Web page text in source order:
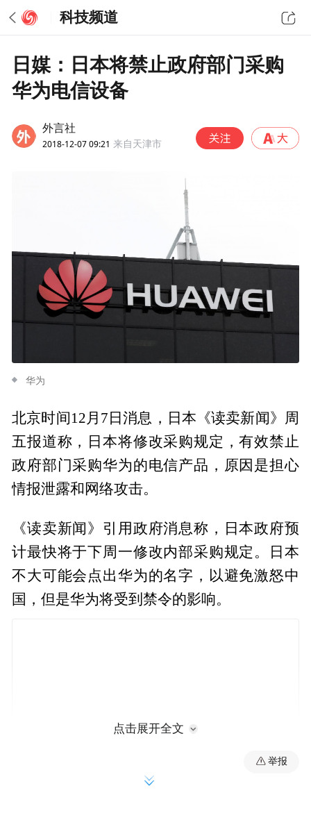
科技频道
日媒：日本将禁止政府部门采购
华为电信设备
外言社
2018-12-07 09:21 来自天津市
华为
北京时间12月7日消息，日本《读卖新闻》周
五报道称，日本将修改采购规定，有效禁止
政府部门采购华为的电信产品，原因是担心
情报泄露和网络攻击。
《读卖新闻》引用政府消息称，日本政府预
计最快将于下周一修改内部采购规定。日本
不大可能会点出华为的名字，以避免激怒中
国，但是华为将受到禁令的影响。
点击展开全文
举报